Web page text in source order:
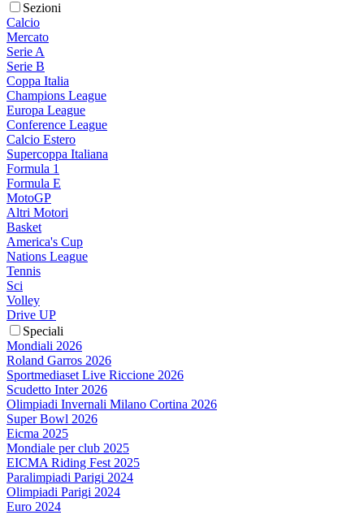
Sezioni
Calcio
Mercato
Serie A
Serie B
Coppa Italia
Champions League
Europa League
Conference League
Calcio Estero
Supercoppa Italiana
Formula 1
Formula E
MotoGP
Altri Motori
Basket
America's Cup
Nations League
Tennis
Sci
Volley
Drive UP
Speciali
Mondiali 2026
Roland Garros 2026
Sportmediaset Live Riccione 2026
Scudetto Inter 2026
Olimpiadi Invernali Milano Cortina 2026
Super Bowl 2026
Eicma 2025
Mondiale per club 2025
EICMA Riding Fest 2025
Paralimpiadi Parigi 2024
Olimpiadi Parigi 2024
Euro 2024